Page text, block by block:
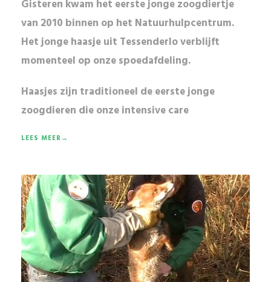
Gisteren kwam het eerste jonge zoogdiertje
van 2010 binnen op het Natuurhulpcentrum.
Het jonge haasje uit Tessenderlo verblijft
momenteel op onze spoedafdeling.
Haasjes zijn traditioneel de eerste jonge
zoogdieren die onzeintensive care
LEES MEER→